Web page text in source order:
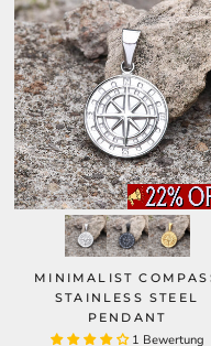
MINIMALIST
STAINLESS STEEL
PENDANT
1 Bewertung